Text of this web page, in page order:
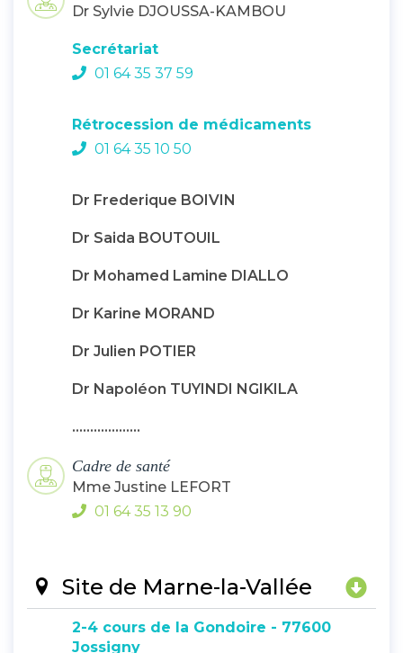
Dr Sylvie DJOUSSA-KAMBOU
Secrétariat
01 64 35 37 59
Rétrocession de médicaments
01 64 35 10 50
Dr Frederique BOIVIN
Dr Saida BOUTOUIL
Dr Mohamed Lamine DIALLO
Dr Karine MORAND
Dr Julien POTIER
Dr Napoléon TUYINDI NGIKILA
...................
Cadre de santé
Mme Justine LEFORT
01 64 35 13 90
Site de Marne-la-Vallée
2-4 cours de la Gondoire - 77600
Jossigny